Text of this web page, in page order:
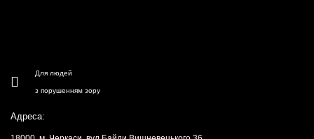
Для людей
з порушенням зору
Адреса: